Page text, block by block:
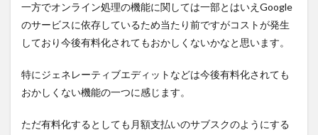
一方でオンライン処理の機能に関しては一部とはいえGoogle
のサービスに依存しているため当たり前ですがコストが発生
しており今後有料化されてもおかしくないかなと思います。
特にジェネレーティブエディットなどは今後有料化されても
おかしくない機能の一つに感じます。
ただ有料化するとしても月額支払いのサブスクのようにする